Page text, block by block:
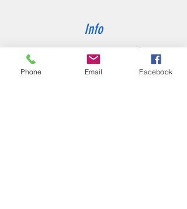
Rédacteur Adjoint: Dr Alexandre
RICHARD
Info
Quintessence International
Qui sommes-nous?
Phone Email Facebook